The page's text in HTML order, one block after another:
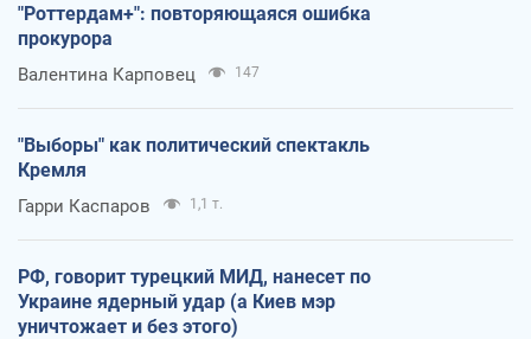
"Роттердам+": повторяющаяся ошибка
прокурора
Валентина Карповец 147
"Выборы" как политический спектакль
Кремля
Гарри Каспаров 1,1 т.
РФ, говорит турецкий МИД, нанесет по
Украине ядерный удар (а Киев мэр
уничтожает и без этого)